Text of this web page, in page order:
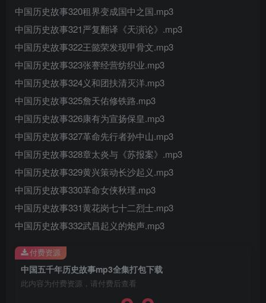
中国历史故事320租界变成国中之国.mp3
中国历史故事321严复翻译《天演论》.mp3
中国历史故事322王懿荣发现甲骨文.mp3
中国历史故事323张謇经营纺织业.mp3
中国历史故事324义和团扶清灭洋.mp3
中国历史故事325詹天佑修铁路.mp3
中国历史故事326康有为宣扬保皇.mp3
中国历史故事327革命先行者孙中山.mp3
中国历史故事328章太炎与《苏报案》.mp3
中国历史故事329黄兴策动长沙起义.mp3
中国历史故事330革命女侠秋瑾.mp3
中国历史故事331黄花岗七十二烈士.mp3
中国历史故事332武昌起义的炮声.mp3
中国五千年历史故事mp3全集打包下载
此内容为付费资源，请付费后查看
付费资源